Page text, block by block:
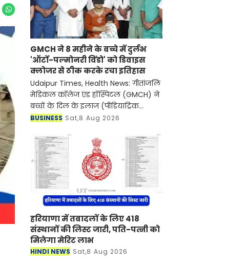
GMCH ने 8 महीने के बच्चे में दुर्लभ
'ऑर्टो-पल्मोनरी विंडो' को डिवाइस
क्लोजर से ठीक करके रचा इतिहास
Udaipur Times, Health News: गीतांजलि
मेडिकल कॉलेज एंड हॉस्पिटल (GMCH) ने
बच्चों के दिल के इलाज (पीडियाट्रिक
कार्डियक केयर) के क्षेत्र में एक बड़ी उपलब्धि
बार
BUSINESS Sat,8 Aug 2026
हरियाणा में तबादलों के लिए 418
संस्थानों की लिस्ट जारी, पति-पत्नी को
मिलेगा मेरिट लाभ
HINDI NEWS Sat,8 Aug 2026